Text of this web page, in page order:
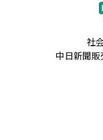
社
中日新聞販